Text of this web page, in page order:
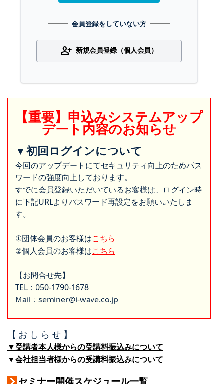
会員登録をしていない方
person_add 新規会員登録（個人会員）
【重要】申込みシステムアップ
デート内容のお知らせ
▼初回ログインについて
今回のアップデートにてセキュリティ向上のためパス
ワードの強度向上しております。
すでに会員登録いただいているお客様は、ログイン時
に下記URLよりパスワード再設定をお願いいたしま
す。
①団体会員のお客様はこちら
②個人会員のお客様はこちら
【お問合せ先】
TEL：050-1790-1678
Mail：seminer@i-wave.co.jp
【 お し ら せ 】
▼受講者本人様からの受講料振込みについて
▼会社担当者様からの受講料振込みについて
セミナー開催スケジュール一覧